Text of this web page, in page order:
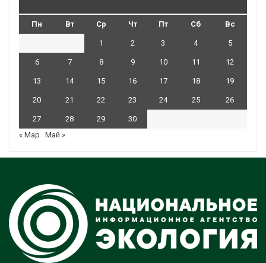
Пн Вт Ср Чт Пт Сб Вс
1 2 3 4 5
6 7 8 9 10 11 12
13 14 15 16 17 18 19
20 21 22 23 24 25 26
27 28 29
30
« Мар
Май »